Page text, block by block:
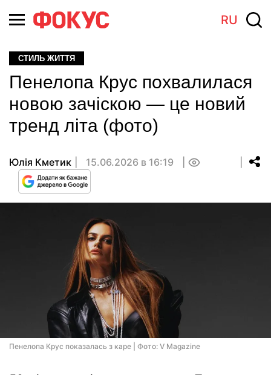
RU
СТИЛЬ ЖИТТЯ
Пенелопа Крус похвалилася
новою зачіскою — це новий
тренд літа (фото)
Юлія Кметик 15.06.2026 в 16:19
Пенелопа Крус показалась з каре | Фото: V Magazine